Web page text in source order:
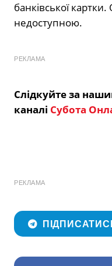
банківської
недоступною.
РЕКЛАМА
Слідкуйте за
каналі Субота
РЕКЛАМА